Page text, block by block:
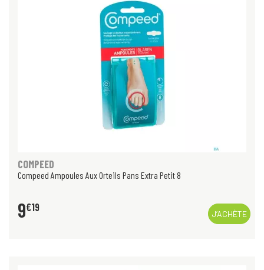
COMPEED
Compeed Ampoules Aux Orteils Pans Extra Petit 8
9€19
J’ACHÈTE